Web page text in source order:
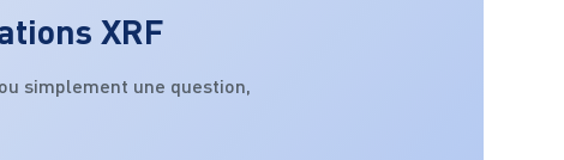
XRF
simplement une question,